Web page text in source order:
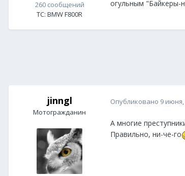
260 сообщений
ТС: BMW F800R
огульным "Байкеры-
jinngl
Мотогражданин
Опубликовано 9 июня,
А многие
Правильно, ни-че-го